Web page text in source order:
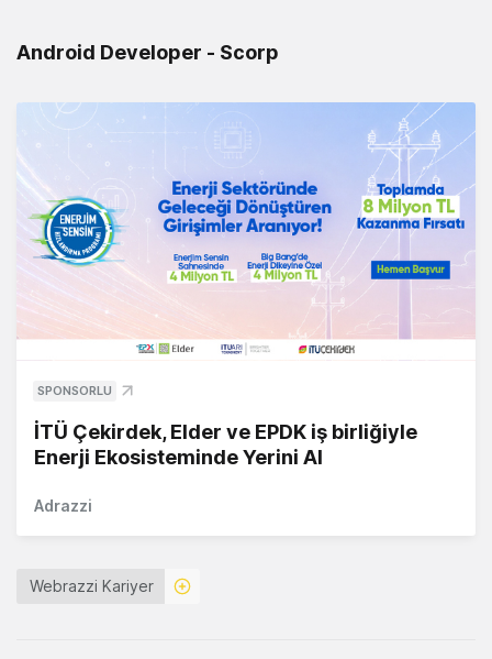
Android Developer - Scorp
SPONSORLU
İTÜ Çekirdek, Elder ve EPDK iş birliğiyle
Enerji Ekosisteminde Yerini Al
Adrazzi
Webrazzi Kariyer